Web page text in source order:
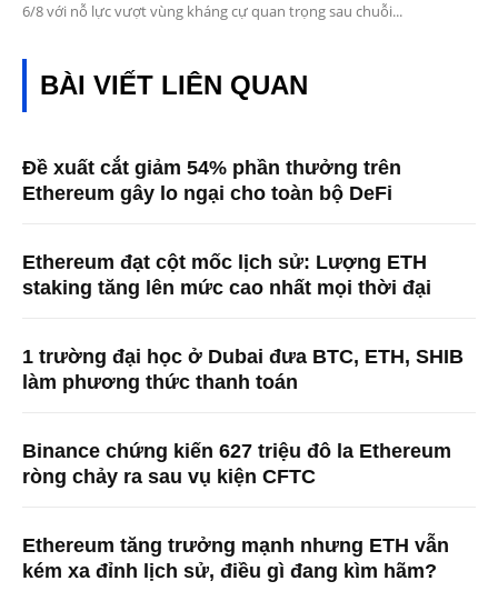
6/8 với nỗ lực vượt vùng kháng cự quan trọng sau chuỗi...
BÀI VIẾT LIÊN QUAN
Đề xuất cắt giảm 54% phần thưởng trên
Ethereum gây lo ngại cho toàn bộ DeFi
Ethereum đạt cột mốc lịch sử: Lượng ETH
staking tăng lên mức cao nhất mọi thời đại
1 trường đại học ở Dubai đưa BTC, ETH, SHIB
làm phương thức thanh toán
Binance chứng kiến ​​627 triệu đô la Ethereum
ròng chảy ra sau vụ kiện CFTC
Ethereum tăng trưởng mạnh nhưng ETH vẫn
kém xa đỉnh lịch sử, điều gì đang kìm hãm?